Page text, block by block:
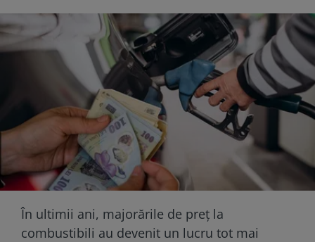
În ultimii ani, majorările de preț la
combustibili au devenit un lucru tot mai